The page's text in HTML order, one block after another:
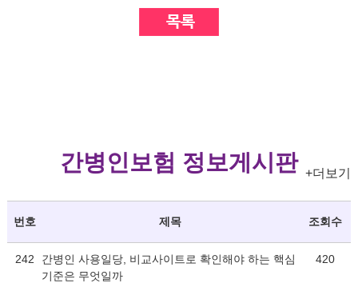
간병인보험 정보게시판 +더보기
번호 제목 조회수
242
간병인 사용일당, 비교사이트로 확인해야 하는 핵심
기준은 무엇일까
420